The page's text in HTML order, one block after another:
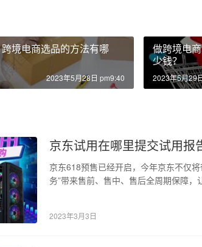
境电商选品的方法有哪
2023年5月28日 pm9:40
做跨境电
少钱？
2023年5月29
京东试用在哪里提交试用报
京东618预售已经开启，今年京东不仅
务”带来售前、售中、售后全周期保障
2023年3月3日